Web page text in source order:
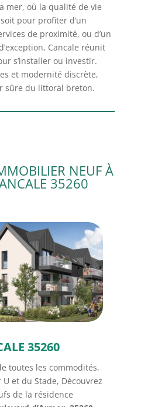
mer, où la qualité de vie
pour profiter d’un
de proximité, ou d’un
Cancale réunit
s’installer ou investir.
et modernité discrète,
sûre du littoral breton.
NEUF À
35260
35260
toutes les commodités,
et du Stade, Découvrez
de la résidence
Joséphine